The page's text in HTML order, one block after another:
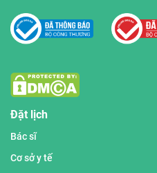
Đặt lịch
Bác sĩ
Cơ sở y tế